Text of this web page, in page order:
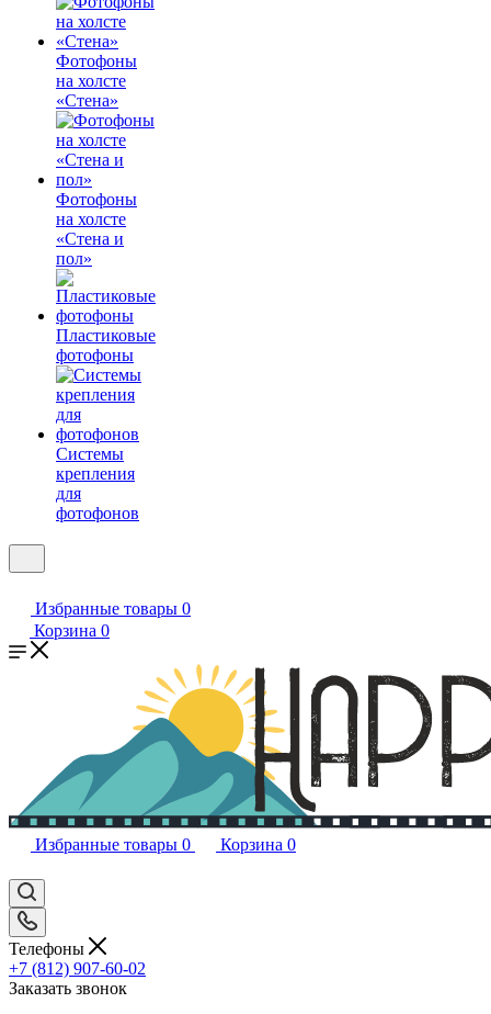
Фотофоны
на холсте
«Стена»
Фотофоны
на холсте
«Стена и
пол»
Пластиковые
фотофоны
Системы
крепления
для
фотофонов
Избранные товары 0
Корзина 0
Избранные товары 0 Корзина 0
Телефоны
+7 (812) 907-60-02
Заказать звонок